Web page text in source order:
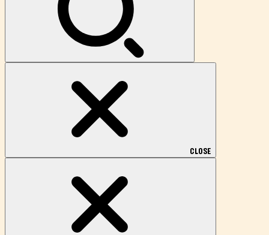
CLOSE